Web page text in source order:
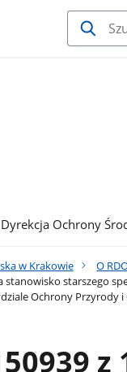
Ochrony
w Krakowie O
stanowisko
Ochrony Przyrody i
z